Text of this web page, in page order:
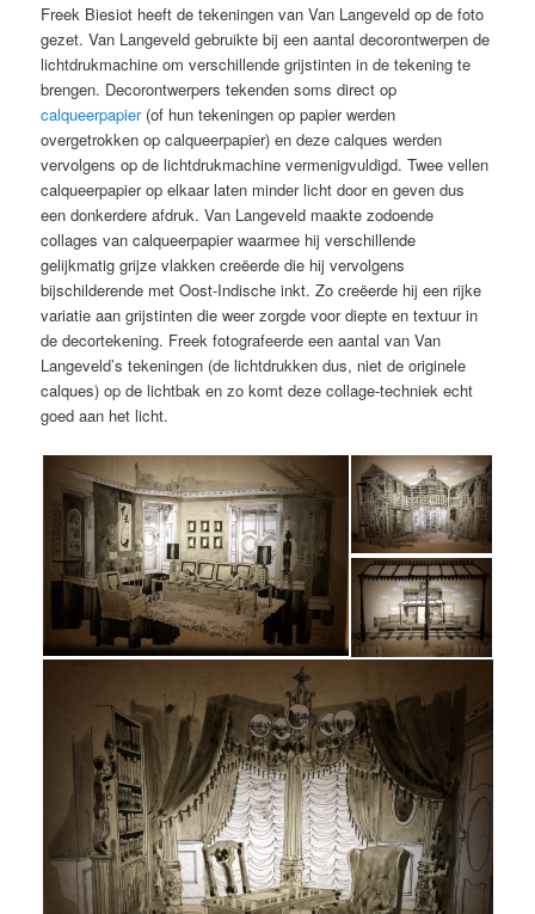
Freek Biesiot heeft de tekeningen van Van Langeveld op de foto
gezet. Van Langeveld gebruikte bij een aantal decorontwerpen de
lichtdrukmachine om verschillende grijstinten in de tekening te
brengen. Decorontwerpers tekenden soms direct op
calqueerpapier (of hun tekeningen op papier werden
overgetrokken op calqueerpapier) en deze calques werden
vervolgens op de lichtdrukmachine vermenigvuldigd. Twee vellen
calqueerpapier op elkaar laten minder licht door en geven dus
een donkerdere afdruk. Van Langeveld maakte zodoende
collages van calqueerpapier waarmee hij verschillende
gelijkmatig grijze vlakken creëerde die hij vervolgens
bijschilderende met Oost-Indische inkt. Zo creëerde hij een rijke
variatie aan grijstinten die weer zorgde voor diepte en textuur in
de decortekening. Freek fotografeerde een aantal van Van
Langeveld’s tekeningen (de lichtdrukken dus, niet de originele
calques) op de lichtbak en zo komt deze collage-techniek echt
goed aan het licht.